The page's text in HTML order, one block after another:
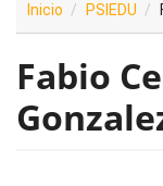
Inicio PSIEDU
Fabio